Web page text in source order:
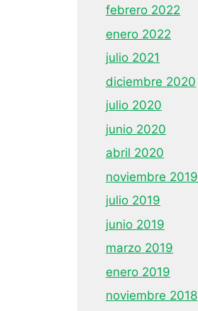
febrero 2022
enero 2022
julio 2021
diciembre 2020
julio 2020
junio 2020
abril 2020
noviembre 2019
julio 2019
junio 2019
marzo 2019
enero 2019
noviembre 2018